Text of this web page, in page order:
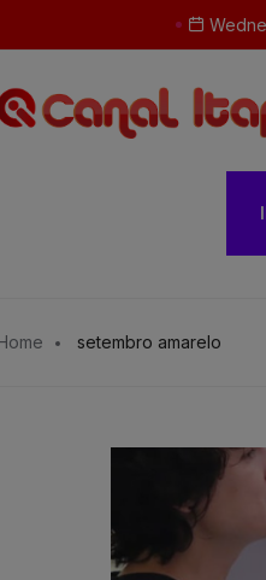
setembro amarelo